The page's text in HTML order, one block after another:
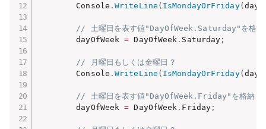
        Console
.WriteLine ( IsMondayOrFriday(
// 土曜日を表す値"DayOfWeek.Saturday"を格納
        dayOfWeek
= DayOfWeek . Saturday ;
// 月曜日もしくは金曜日？
        Console
.WriteLine ( IsMondayOrFriday(
// 土曜日を表す値"DayOfWeek.Friday"を格納
        dayOfWeek
= DayOfWeek . Friday ;